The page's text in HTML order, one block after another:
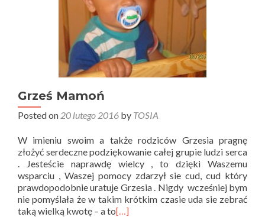
Grześ Mamoń
Posted on 20 lutego 2016 by TOSIA
W imieniu swoim a także rodziców Grzesia pragnę
złożyć serdeczne podziękowanie całej grupie ludzi serca
. Jesteście naprawdę wielcy , to dzięki Waszemu
wsparciu , Waszej pomocy zdarzył sie cud, cud który
prawdopodobnie uratuje Grzesia . Nigdy wcześniej bym
nie pomyślała że w takim krótkim czasie uda sie zebrać
taką wielką kwotę – a to[…]